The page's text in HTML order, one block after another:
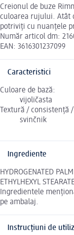
Creionul de buze
culoarea rujului. Atât
potriviți cu nuanțele
Număr articol dm:
EAN: 3616301237099
Caracteristici
Culoare de bază:
vijoličasta
Textură / consistență
svinčnik
Ingrediente
HYDROGENATED
ETHYLHEXYL
Ingredientele
pe ambalaj.
Instrucțiuni de